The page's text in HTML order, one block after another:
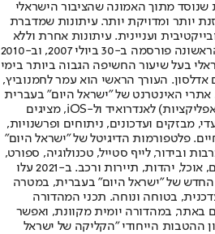
שנוסד מתוך האמונה שהציבור הישראלי
יותר ומדויקת יותר. עיתונות שמדברת
ועניינית. עיתונות אחרת וללא
תשלום. המהדורה המודפסת הראשונה פורסמה ב-30 ביולי 2007, וב-2010
בעל שיעור החשיפה הגבוה ביותר בימי
אדלסון. העורך הראשי הוא עמר לחמנוביץ,
אתרי האינטרנט של "ישראל היום" בעברית
ובאנגלית, כמו כן היישומונים (אפליקציות) לאנדרואיד ול-iOS, מציגים
מבזקים ועדכונים, ניתוחים ופרשנויות,
פלטפורמות הדיגיטל של "ישראל היום"
ובידור, לייף סטייל, טכנולוגיה, ספורט,
כלכלה וצרכנות, בריאות, חיילים, אוכל, יהדות, תיירות ורכב. ב-2021 עלו
החדש של "ישראל היום" בעברית, במטרה
בטוחה ונוחה. תכני המהדורה
באתר, במהדורה יומית מקוונת, ואפשר
ההטבות הייחודי "הקליקה של ישראל